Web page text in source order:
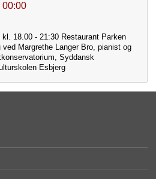
00:00
18.00 - 21:30 Restaurant Parken
Margrethe Langer Bro, pianist og
Syddansk
Esbjerg